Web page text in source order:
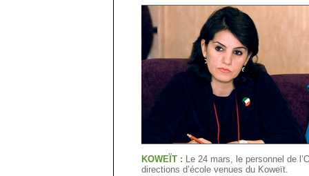
KOWEÏT : Le 24 mars, le personnel de
directions d’école venues du Koweït.